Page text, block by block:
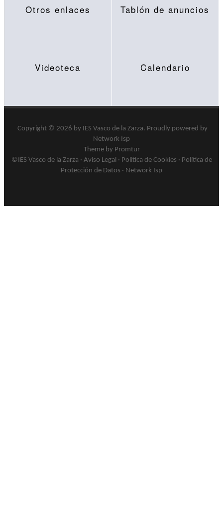
Otros enlaces Tablón de anuncios
Videoteca Calendario
Copyright © 2026 by IES Vasco de la Zarza. Proudly powered by
Network Isp
Theme by Promtur
©IES Vasco de la Zarza · Aviso Legal · Politica de Cookies · Política de
Protección de Datos · Network Isp